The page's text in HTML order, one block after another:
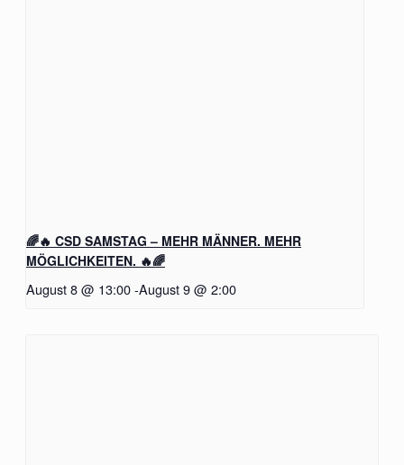
🌈🔥 CSD SAMSTAG – MEHR MÄNNER. MEHR
MÖGLICHKEITEN. 🔥🌈
August 8 @ 13:00-August 9 @ 2:00